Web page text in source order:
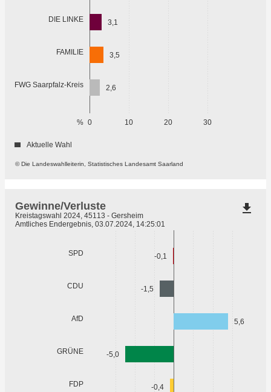
DIE LINKE
FAMILIE
FWG Saarpfalz-Kreis
0 10 20 30
%
3,1
3,5
2,6
© Die Landeswahlleiterin, Statistisches Landesamt Saarland
Aktuelle Wahl
SPD
CDU
AfD
GRÜNE
FDP
-0,1
-1,5
5,6
-5,0
-0,4
Gewinne/Verluste
Kreistagswahl 2024, 45113 - Gersheim
Amtliches Endergebnis, 03.07.2024, 14:25:01
file_download